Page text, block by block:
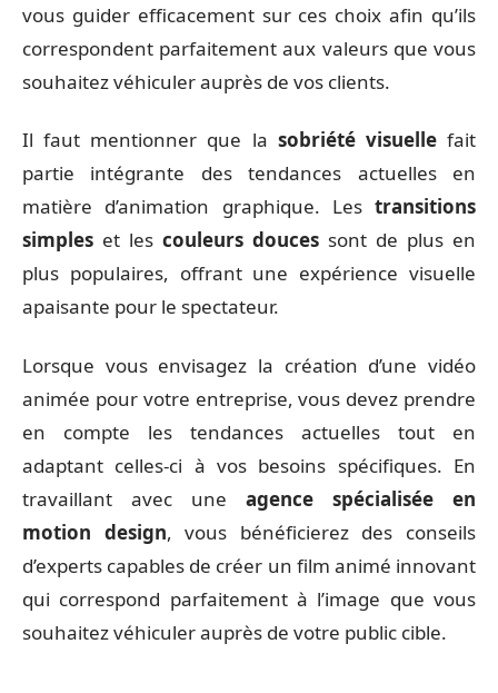
vous guider efficacement sur ces choix afin qu’ils
correspondent parfaitement aux valeurs que vous
souhaitez véhiculer auprès de vos clients.
Il faut mentionner que la sobriété visuellefait
partie intégrante des tendances actuelles en
matière d’animation graphique. Les transitions
simples et les couleurs douces sont de plus en
plus populaires, offrant une expérience visuelle
apaisante pour le spectateur.
Lorsque vous envisagez la création d’une vidéo
animée pour votre entreprise, vous devez prendre
en compte les tendances actuelles tout en
adaptant celles-ci à vos besoins spécifiques. En
travaillant avec une agence spécialisée en
motion design, vous bénéficierez des conseils
d’experts capables de créer un film animé innovant
qui correspond parfaitement à l’image que vous
souhaitez véhiculer auprès de votre public cible.